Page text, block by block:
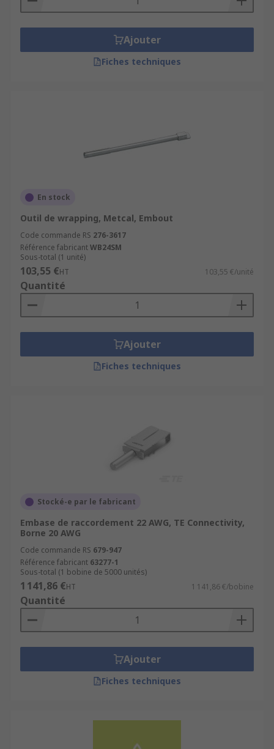
Ajouter
Fiches techniques
En stock
Outil de wrapping, Metcal, Embout
Code commande RS 276-3617
Référence fabricantWB24SM
Sous-total (1 unité)
103,55 €HT 103,55 €/unité
Quantité
Ajouter
Fiches techniques
Stocké-e par le fabricant
Embase de raccordement 22 AWG, TE Connectivity,
Borne 20 AWG
Code commande RS 679-947
Référence fabricant 63277-1
Sous-total (1 bobine de 5000 unités)
1 141,86 €HT 1 141,86 €/bobine
Quantité
Ajouter
Fiches techniques